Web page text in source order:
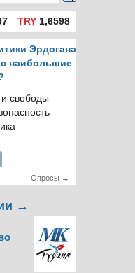
TRY1,6598
Эрдогана
наибольшие
и свободы
Опросы →
→